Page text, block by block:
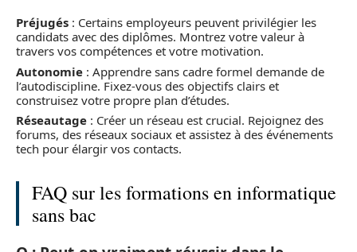
Préjugés : Certains employeurs peuvent privilégier les
candidats avec des diplômes. Montrez votre valeur à
travers vos compétences et votre motivation.
Autonomie : Apprendre sans cadre formel demande de
l’autodiscipline. Fixez-vous des objectifs clairs et
construisez votre propre plan d’études.
Réseautage : Créer un réseau est crucial. Rejoignez des
forums, des réseaux sociaux et assistez à des événements
tech pour élargir vos contacts.
FAQ sur les formations en informatique
sans bac